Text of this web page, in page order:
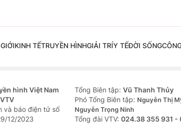
KINH TẾTRUYỀN HÌNHGIẢI TRÍY TẾĐỜI SỐNG
hình Việt Nam
và báo điện tử số
12/2023
Tổng Biên tập: Vũ Thanh Thủy
Phó Tổng Biên tập: Nguyễn Thị
Nguyễn Trọng Ninh
Tổng đài VTV: 024.38 355 931 -